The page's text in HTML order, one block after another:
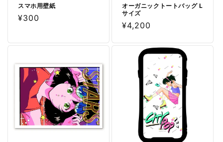
スマホ用壁紙
通
価
¥300
オーガニックトートバッグ L
サイズ
通
¥4,200